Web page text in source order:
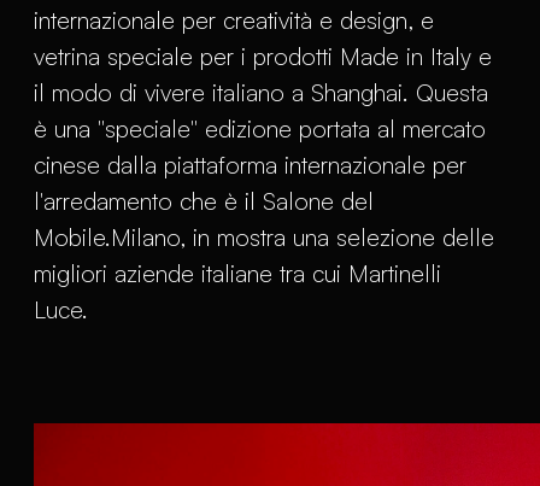
internazionale per creatività e design, e
vetrina speciale per i prodotti Made in Italy e
il modo di vivere italiano a Shanghai. Questa
è una "speciale" edizione portata al mercato
cinese dalla piattaforma internazionale per
l'arredamento che è il Salone del
Mobile.Milano, in mostra una selezione delle
migliori aziende italiane tra cui Martinelli
Luce.